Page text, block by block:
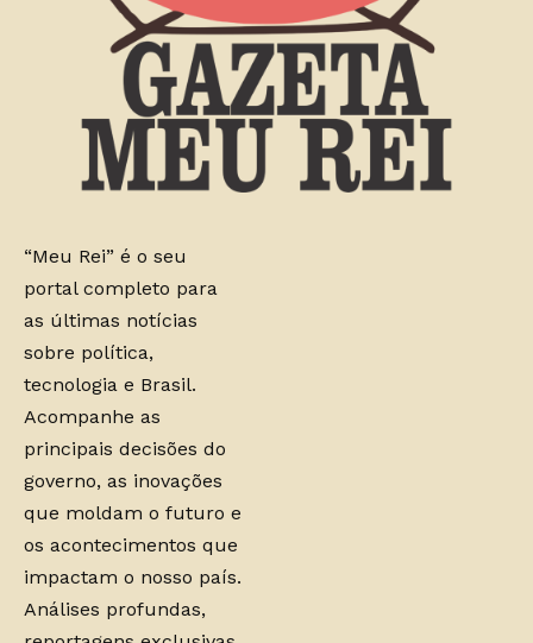
“Meu Rei” é o seu
portal completo para
as últimas notícias
sobre política,
tecnologia e Brasil.
Acompanhe as
principais decisões do
governo, as inovações
que moldam o futuro e
os acontecimentos que
impactam o nosso país.
Análises profundas,